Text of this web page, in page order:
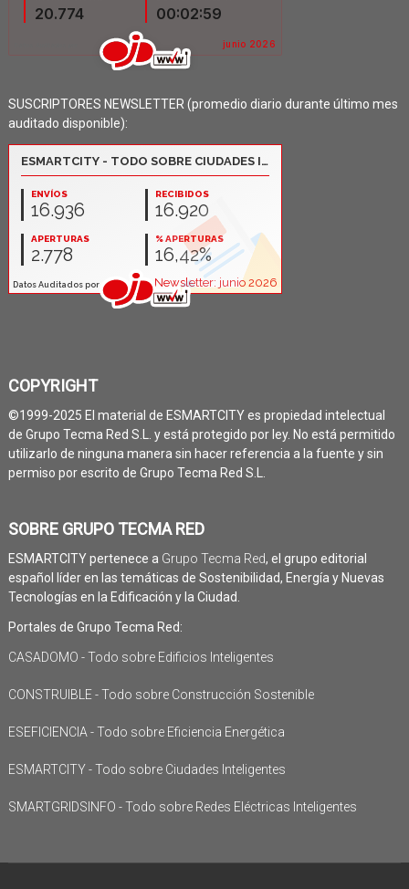
SUSCRIPTORES NEWSLETTER (promedio diario durante último mes
auditado disponible):
COPYRIGHT
©1999-2025 El material de ESMARTCITY es propiedad intelectual
de Grupo Tecma Red S.L. y está protegido por ley. No está permitido
utilizarlo de ninguna manera sin hacer referencia a la fuente y sin
permiso por escrito de Grupo Tecma Red S.L.
SOBRE GRUPO TECMA RED
ESMARTCITY pertenece a Grupo Tecma Red, el grupo editorial
español líder en las temáticas de Sostenibilidad, Energía y Nuevas
Tecnologías en la Edificación y la Ciudad.
Portales de Grupo Tecma Red:
CASADOMO - Todo sobre Edificios Inteligentes
CONSTRUIBLE - Todo sobre Construcción Sostenible
ESEFICIENCIA - Todo sobre Eficiencia Energética
ESMARTCITY - Todo sobre Ciudades Inteligentes
SMARTGRIDSINFO - Todo sobre Redes Eléctricas Inteligentes